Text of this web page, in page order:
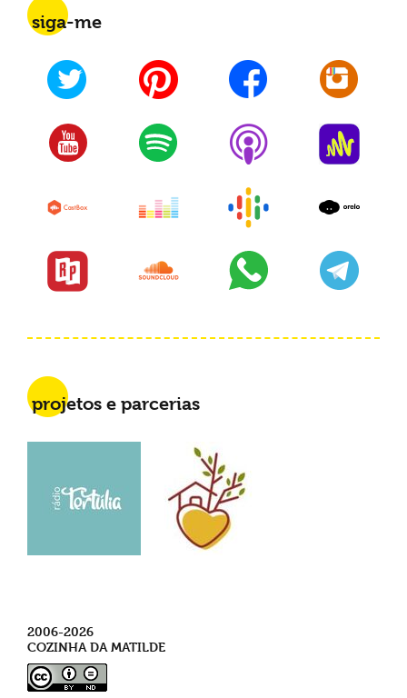
siga-me
projetos e parcerias
2006-2026
COZINHA DA MATILDE